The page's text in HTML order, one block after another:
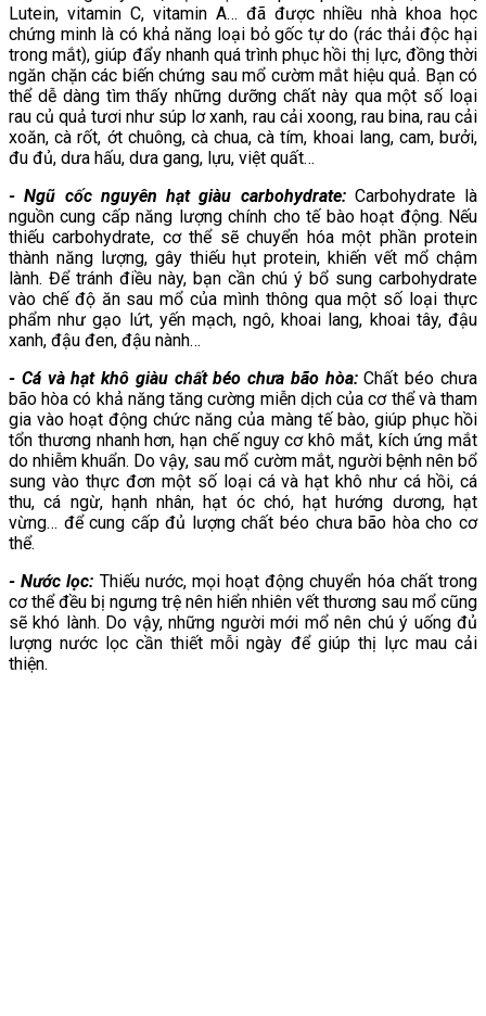
Lutein, vitamin C, vitamin A… đã được nhiều nhà khoa học
chứng minh là có khả năng loại bỏ gốc tự do (rác thải độc hại
trong mắt), giúp đẩy nhanh quá trình phục hồi thị lực, đồng thời
ngăn chặn các biến chứng sau mổ cườm mắt hiệu quả. Bạn có
thể dễ dàng tìm thấy những dưỡng chất này qua một số loại
rau củ quả tươi như súp lơ xanh, rau cải xoong, rau bina, rau cải
xoăn, cà rốt, ớt chuông, cà chua, cà tím, khoai lang, cam, bưởi,
đu đủ, dưa hấu, dưa gang, lựu, việt quất…
- Ngũ cốc nguyên hạt giàu carbohydrate: Carbohydrate là
nguồn cung cấp năng lượng chính cho tế bào hoạt động. Nếu
thiếu carbohydrate, cơ thể sẽ chuyển hóa một phần protein
thành năng lượng, gây thiếu hụt protein, khiến vết mổ chậm
lành. Để tránh điều này, bạn cần chú ý bổ sung carbohydrate
vào chế độ ăn sau mổ của mình thông qua một số loại thực
phẩm như gạo lứt, yến mạch, ngô, khoai lang, khoai tây, đậu
xanh, đậu đen, đậu nành…
- Cá và hạt khô giàu chất béo chưa bão hòa:Chất béo chưa
bão hòa có khả năng tăng cường miễn dịch của cơ thể và tham
gia vào hoạt động chức năng của màng tế bào, giúp phục hồi
tổn thương nhanh hơn, hạn chế nguy cơ khô mắt, kích ứng mắt
do nhiễm khuẩn. Do vậy, sau mổ cườm mắt, người bệnh nên bổ
sung vào thực đơn một số loại cá và hạt khô như cá hồi, cá
thu, cá ngừ, hạnh nhân, hạt óc chó, hạt hướng dương, hạt
vừng… để cung cấp đủ lượng chất béo chưa bão hòa cho cơ
thể.
- Nước lọc: Thiếu nước, mọi hoạt động chuyển hóa chất trong
cơ thể đều bị ngưng trệ nên hiển nhiên vết thương sau mổ cũng
sẽ khó lành. Do vậy, những người mới mổ nên chú ý uống đủ
lượng nước lọc cần thiết mỗi ngày để giúp thị lực mau cải
thiện.